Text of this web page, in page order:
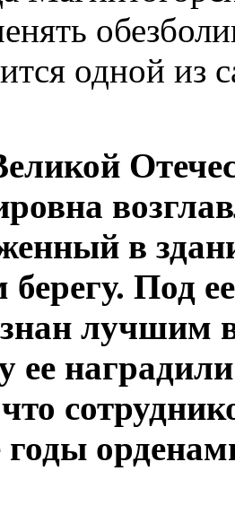
одной
в
берегу. Под
лучшим
ее